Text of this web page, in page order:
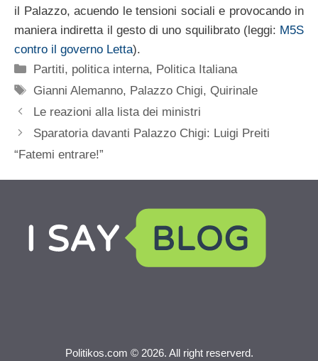
il Palazzo, acuendo le tensioni sociali e provocando in
maniera indiretta il gesto di uno squilibrato (leggi: M5S
contro il governo Letta).
Categorie
Partiti, politica interna, Politica Italiana
Tag
Gianni Alemanno, Palazzo Chigi,Quirinale
Le reazioni alla lista dei ministri
Sparatoria davanti Palazzo Chigi: Luigi Preiti
“Fatemi entrare!”
Politikos.com © 2026. All right reserverd.